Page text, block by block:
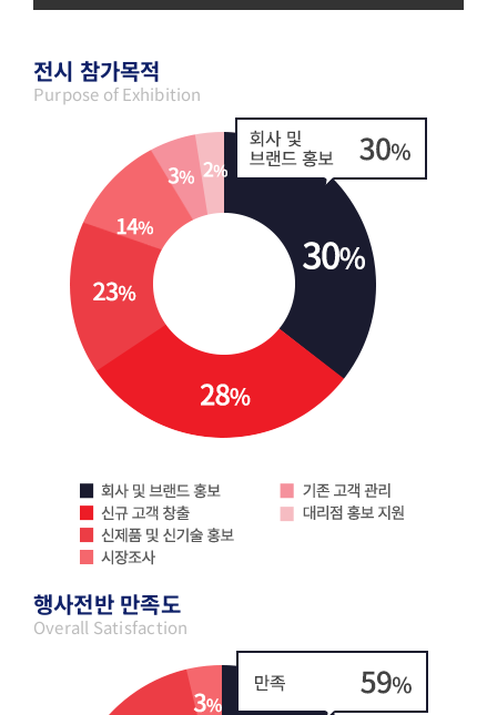
전시 참가목적
Purpose of Exhibition
행사전반 만족도
Overall Satisfaction